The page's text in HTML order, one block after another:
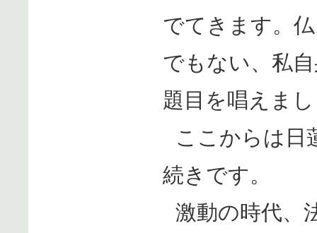
でてきます。
でもない、私
題目を唱えま
ここからは
続きです。
激動の時代、